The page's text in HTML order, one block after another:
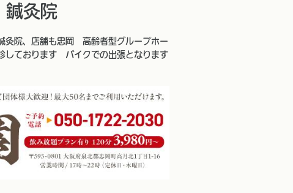
鍼灸院
灸院、店舗も忠岡 高齢者型グループホー
しております バイクでの出張となります